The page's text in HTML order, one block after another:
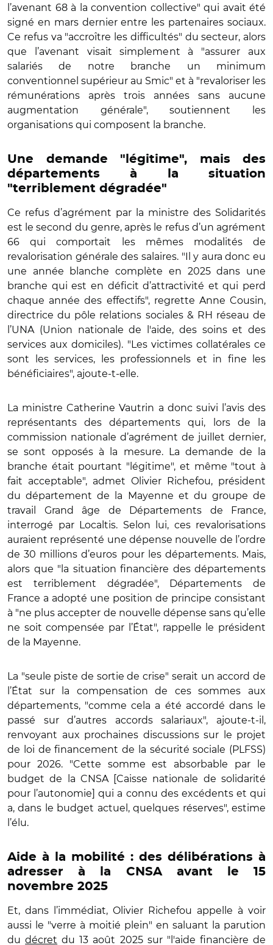
l’avenant 68 à la convention collective" qui avait été
signé en mars dernier entre les partenaires sociaux.
Ce refus va "accroître les difficultés" du secteur, alors
que l’avenant visait simplement à "assurer aux
salariés de notre branche un minimum
conventionnel supérieur au Smic" et à "revaloriser les
rémunérations après trois années sans aucune
augmentation générale", soutiennent les
organisations qui composent la branche.
Une demande "légitime", mais des
départements à la situation
"terriblement dégradée"
Ce refus d’agrément par la ministre des Solidarités
est le second du genre, après le refus d’un agrément
66 qui comportait les mêmes modalités de
revalorisation générale des salaires. "Il y aura donc eu
une année blanche complète en 2025 dans une
branche qui est en déficit d’attractivité et qui perd
chaque année des effectifs", regrette Anne Cousin,
directrice du pôle relations sociales & RH réseau de
l’UNA (Union nationale de l'aide, des soins et des
services aux domiciles). "Les victimes collatérales ce
sont les services, les professionnels et in fine les
bénéficiaires", ajoute-t-elle.
La ministre Catherine Vautrin a donc suivi l’avis des
représentants des départements qui, lors de la
commission nationale d’agrément de juillet dernier,
se sont opposés à la mesure. La demande de la
branche était pourtant "légitime", et même "tout à
fait acceptable", admet Olivier Richefou, président
du département de la Mayenne et du groupe de
travail Grand âge de Départements de France,
interrogé par Localtis. Selon lui, ces revalorisations
auraient représenté une dépense nouvelle de l’ordre
de 30 millions d’euros pour les départements. Mais,
alors que "la situation financière des départements
est terriblement dégradée", Départements de
France a adopté une position de principe consistant
à "ne plus accepter de nouvelle dépense sans qu’elle
ne soit compensée par l’État", rappelle le président
de la Mayenne.
La "seule piste de sortie de crise" serait un accord de
l’État sur la compensation de ces sommes aux
départements, "comme cela a été accordé dans le
passé sur d’autres accords salariaux", ajoute-t-il,
renvoyant aux prochaines discussions sur le projet
de loi de financement de la sécurité sociale (PLFSS)
pour 2026. "Cette somme est absorbable par le
budget de la CNSA [Caisse nationale de solidarité
pour l’autonomie] qui a connu des excédents et qui
a, dans le budget actuel, quelques réserves", estime
l’élu.
Aide à la mobilité : des délibérations à
adresser à la CNSA avant le 15
novembre 2025
Et, dans l’immédiat, Olivier Richefou appelle à voir
aussi le "verre à moitié plein" en saluant la parution
dudécret du 13 août 2025 sur "l'aide financière de